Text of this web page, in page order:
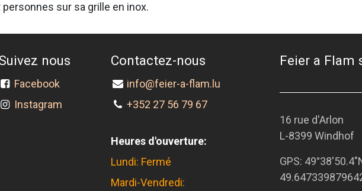
sur sa grille en inox.
nous
Facebook
Instagram
Contactez-nous
info@feier-a-flam.lu
+352 27 56 79 67
Heures d'ouverture:
Lundi: Fermé
Mardi-Vendredi:
Feier a Flam
16 rue d'Arlon
L-8399 Windhof
GPS: